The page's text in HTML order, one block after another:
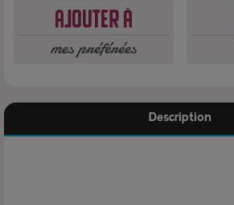
Ajouter à
mes préférées
Description